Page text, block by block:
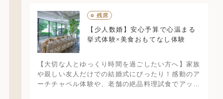
○ 残席
【少人数婚】安心予算で心温まる
挙式体験×美食おもてなし体験
【大切な人とゆっくり時間を過ごしたい方へ】家族
や親しい友人だけでの結婚式にぴったり！感動のア
ーチチャペル体験や、老舗の絶品料理試食でアット